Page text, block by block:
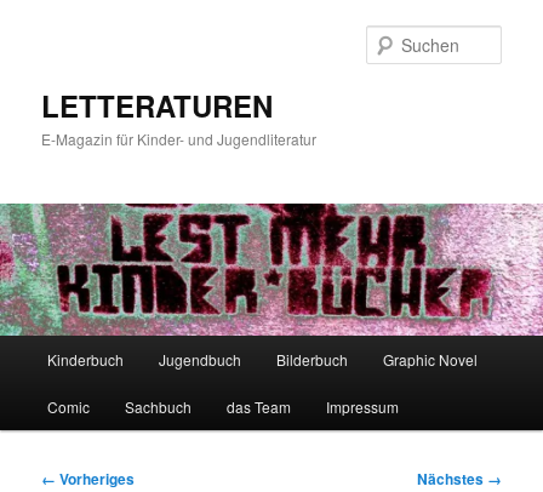
LETTERATUREN
E-Magazin für Kinder- und Jugendliteratur
Kinderbuch Jugendbuch Bilderbuch Graphic Novel
Comic Sachbuch das Team Impressum
Bilder-
← Vorheriges Nächstes →